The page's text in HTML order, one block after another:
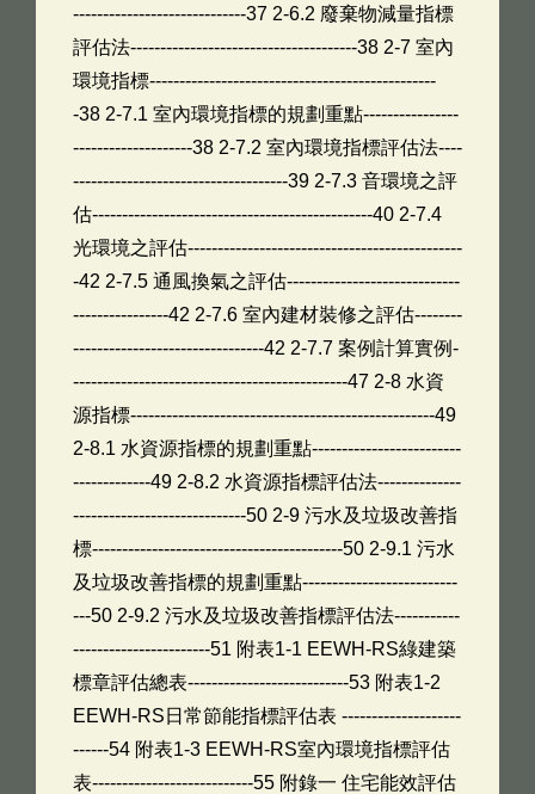
-----------------------------37 2-6.2 廢棄物減量指標
評估法--------------------------------------38 2-7 室內
環境指標------------------------------------------------
-38 2-7.1 室內環境指標的規劃重點----------------
--------------------38 2-7.2 室內環境指標評估法----
------------------------------------39 2-7.3 音環境之評
估-----------------------------------------------40 2-7.4
光環境之評估----------------------------------------------
-42 2-7.5 通風換氣之評估-----------------------------
----------------42 2-7.6 室內建材裝修之評估--------
--------------------------------42 2-7.7 案例計算實例-
----------------------------------------------47 2-8 水資
源指標---------------------------------------------------49
2-8.1 水資源指標的規劃重點-------------------------
-------------49 2-8.2 水資源指標評估法--------------
-----------------------------50 2-9 污水及垃圾改善指
標------------------------------------------50 2-9.1 污水
及垃圾改善指標的規劃重點--------------------------
---50 2-9.2 污水及垃圾改善指標評估法-----------
-----------------------51 附表1-1 EEWH-RS綠建築
標章評估總表---------------------------53 附表1-2
EEWH-RS日常節能指標評估表 --------------------
------54 附表1-3 EEWH-RS室內環境指標評估
表---------------------------55 附錄一 住宅能效評估